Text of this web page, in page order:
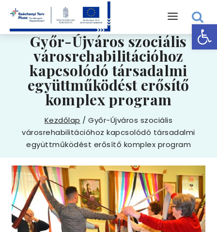
content
Győr-Újváros szociális
városrehabilitációhoz
kapcsolódó társadalmi
együttműködést erősítő
komplex program
Kezdőlap / Győr-Újváros szociális
városrehabilitációhoz kapcsolódó társadalmi
együttműködést erősítő komplex program